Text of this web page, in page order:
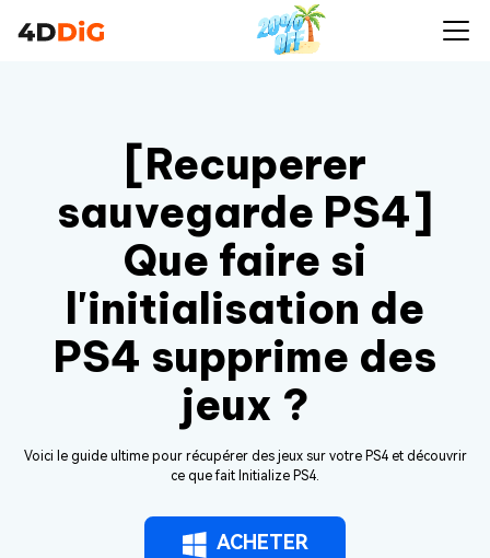
[Recuperer
sauvegarde PS4]
Que faire si
l'initialisation de
PS4 supprime des
jeux ?
Voici le guide ultime pour récupérer des jeux sur votre PS4 et découvrir
ce que fait Initialize PS4.
ACHETER